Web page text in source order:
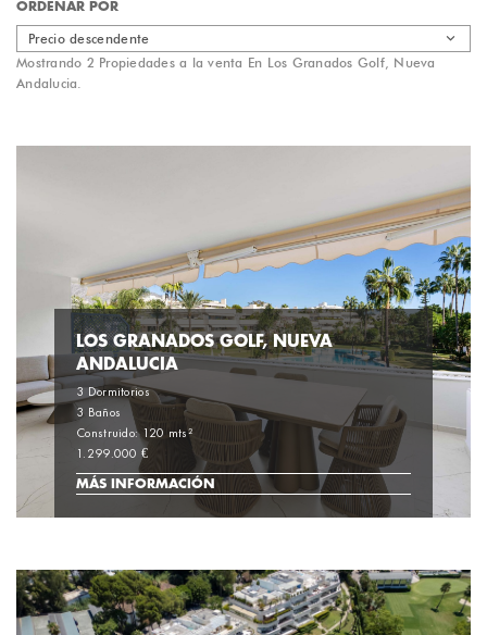
ORDENAR POR
Precio descendente
Mostrando 2 Propiedades a la venta En Los Granados Golf, Nueva
Andalucia.
LOS GRANADOS GOLF, NUEVA
ANDALUCIA
3 Dormitorios
3 Baños
Construido: 120 mts²
1.299.000 €
MÁS INFORMACIÓN